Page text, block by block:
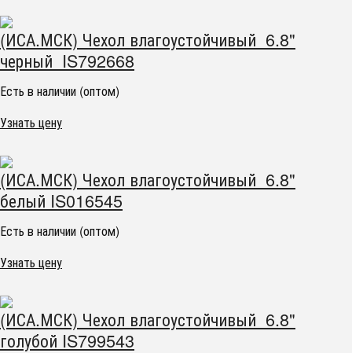
(ИСА.МСК) Чехол влагоустойчивый 6.8"
черный IS792668
Есть в наличии (оптом)
Узнать цену
(ИСА.МСК) Чехол влагоустойчивый 6.8"
белый IS016545
Есть в наличии (оптом)
Узнать цену
(ИСА.МСК) Чехол влагоустойчивый 6.8"
голубой IS799543